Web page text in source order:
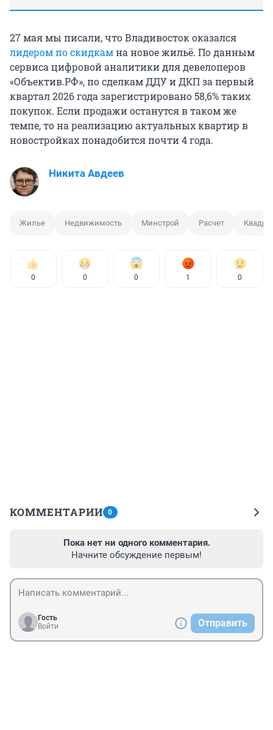
27 мая мы писали, что Владивосток оказался
лидером по скидкамна новое жильё. По данным
сервиса цифровой аналитики для девелоперов
«Объектив.РФ», по сделкам ДДУ и ДКП за первый
квартал 2026 года зарегистрировано 58,6% таких
покупок. Если продажи останутся в таком же
темпе, то на реализацию актуальных квартир в
новостройках понадобится почти 4 года.
Никита Авдеев
Жилье Недвижимость Минстрой Расчет
0 0 0 1 0
КОММЕНТАРИИ 0
Пока нет ни одного комментария.
Начните обсуждение первым!
Гость
Войти
Отправить